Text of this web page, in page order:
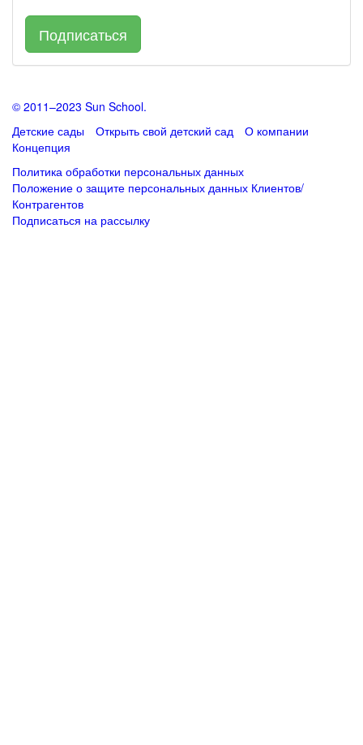
Подписаться
© 2011–2023 Sun School.
Детские сады
Открыть свой детский сад
О компании
Концепция
Политика обработки персональных данных
Положение о защите персональных данных Клиентов/
Контрагентов
Подписаться на рассылку